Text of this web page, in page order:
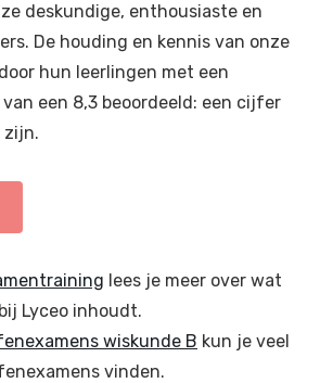
deskundige, enthousiaste en
De houding en kennis van onze
hun leerlingen met een
een 8,3 beoordeeld: een cijfer
zijn.
lees je meer over wat
Lyceo inhoudt.
wiskunde B kun je veel
vinden.